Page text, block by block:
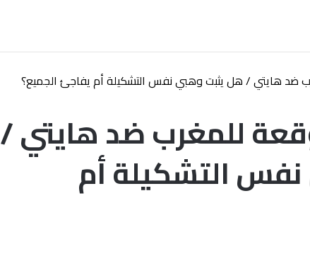
ضد هايتي / هل يثبت وهبي نفس التشكيلة أم يفاجئ الجميع؟
للمغرب ضد هايتي /
التشكيلة أم